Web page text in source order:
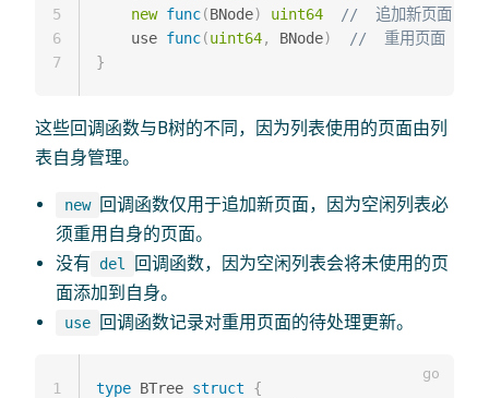
new func(BNode) uint64
//  追加新页面
    use
func(uint64, BNode)
//  重用页面
}
5
6
7
这些回调函数与B树的不同，因为列表使用的页面由列
表自身管理。
new
回调函数仅用于追加新页面，因为空闲列表必
须重用自身的页面。
没有 del
回调函数，因为空闲列表会将未使用的页
面添加到自身。
use 回调函数记录对重用页面的待处理更新。
type BTree struct
{
1